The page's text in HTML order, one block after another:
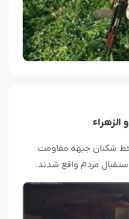
خط شکنان جبهه مقاومت
مردم واقع شدند.